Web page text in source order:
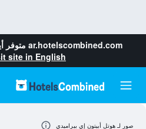
ar.hotelscombined.com متوفر
site in English
صور لـ هوتل أبيتون إي بيراميدي